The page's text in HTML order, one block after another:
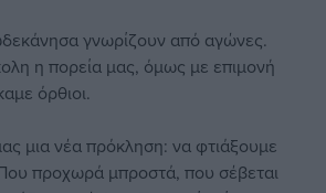
γνωρίζουν από αγώνες.
η πορεία μας, όμως με επιμονή
όρθιοι.
μια νέα πρόκληση: να φτιάξουμε
προχωρά μπροστά, που σέβεται